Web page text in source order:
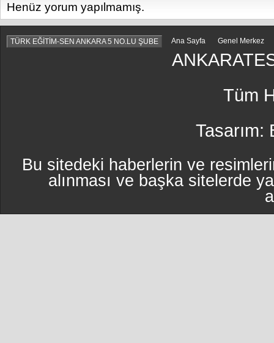
Henüz yorum yapılmamış.
TÜRK EĞİTİM-SEN ANKARA 5 NO.LU ŞUBE Ana Sayfa Genel Merkez
Tüm
Tasarım:
Bu sitedeki haberlerin ve
alınması ve başka sitelerde